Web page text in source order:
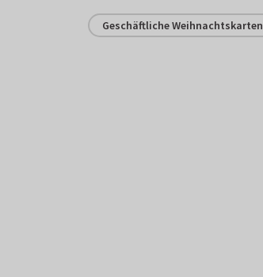
Geschäftliche Weihnachtskarten